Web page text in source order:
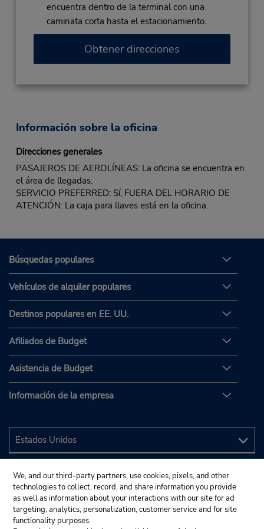
encuentra dentro de la terminal con una
caminata corta hasta el estacionamiento.
Obtener direcciones
Información sobre la oficina
Direcciones generales
PASAJEROS DE AEROLÍNEAS: La oficina se encuentra en
el área de llegadas.
SERVICIO PREFERRED: Sí, FUERA DEL HORARIO DE
ATENCIÓN: La caja para llaves está en la oficina.
Búsquedas populares
Vehículos de alquiler populares
Destinos populares en EE. UU.
Afiliados de Budget
Asistencia de Budget
Información de la empresa
We, and our third-party partners, use cookies, pixels, and other
technologies to collect, record, and share information you provide
as well as information about your interactions with our site for ad
targeting, analytics, personalization, customer service and for site
functionality purposes.